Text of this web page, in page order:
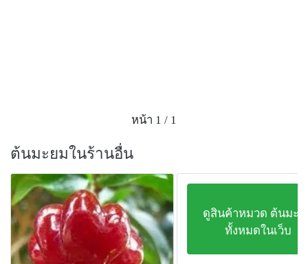
หน้า 1 / 1
ต้นมะยมในร้านอื่น
ดูสินค้าหมวด ต้นมะ
ทั้งหมดในเว็บ